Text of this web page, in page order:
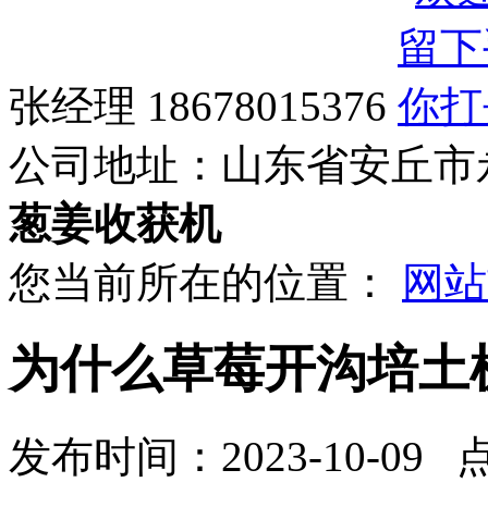
张经理 18678015376
公司地址： 山东省安丘
葱姜收获机
您当前所在的位置：
网
为什么草莓开沟培土
发布时间：2023-10-09